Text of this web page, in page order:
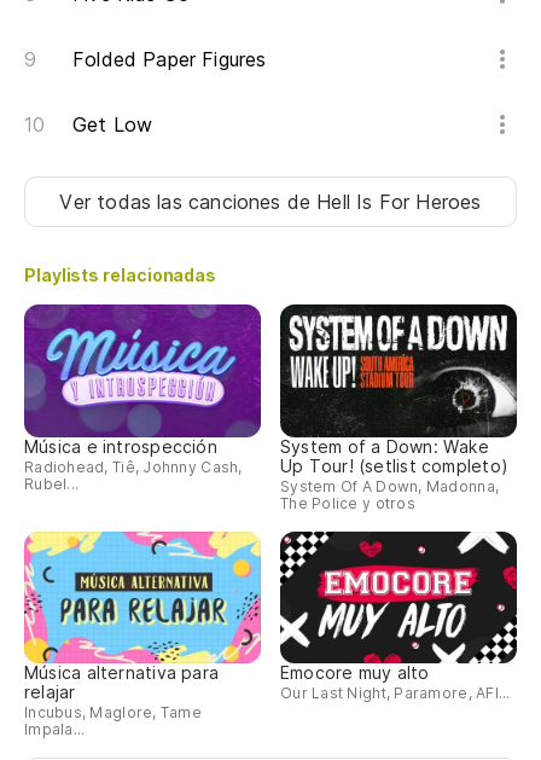
Folded Paper Figures
Get Low
Ver todas las canciones de Hell Is For Heroes
Playlists relacionadas
Música e introspección
Radiohead, Tiê, Johnny Cash,
Rubel...
System of a Down: Wake
Up Tour! (setlist completo)
System Of A Down, Madonna,
The Police y otros
Música alternativa para
relajar
Incubus, Maglore, Tame
Impala...
Emocore muy alto
Our Last Night, Paramore, AFI...